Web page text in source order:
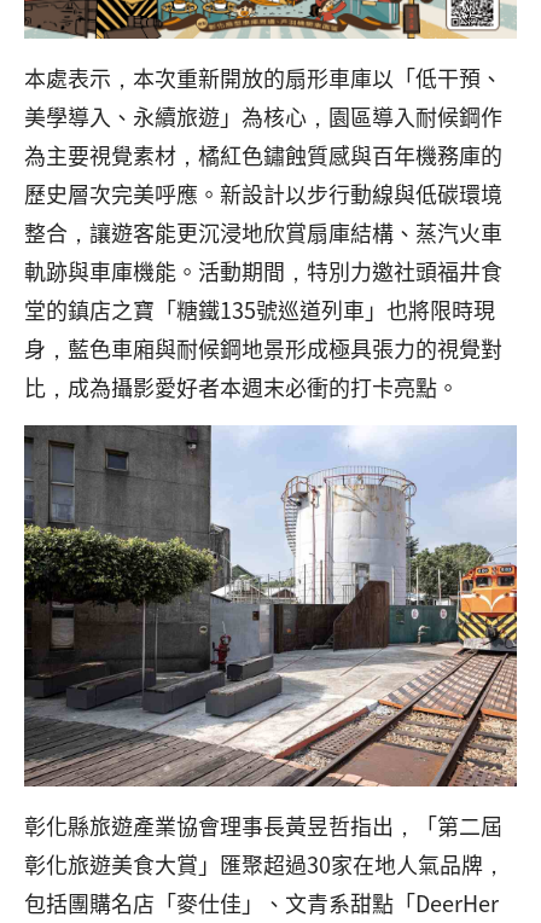
本處表示，本次重新開放的扇形車庫以「低干預、
美學導入、永續旅遊」為核心，園區導入耐候鋼作
為主要視覺素材，橘紅色鏽蝕質感與百年機務庫的
歷史層次完美呼應。新設計以步行動線與低碳環境
整合，讓遊客能更沉浸地欣賞扇庫結構、蒸汽火車
軌跡與車庫機能。活動期間，特別力邀社頭福井食
堂的鎮店之寶「糖鐵135號巡道列車」也將限時現
身，藍色車廂與耐候鋼地景形成極具張力的視覺對
比，成為攝影愛好者本週末必衝的打卡亮點。
彰化縣旅遊產業協會理事長黃昱哲指出，「第二屆
彰化旅遊美食大賞」匯聚超過30家在地人氣品牌，
包括團購名店「麥仕佳」、文青系甜點「DeerHer